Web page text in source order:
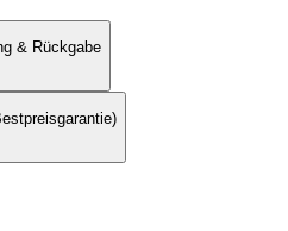
& Rückgabe